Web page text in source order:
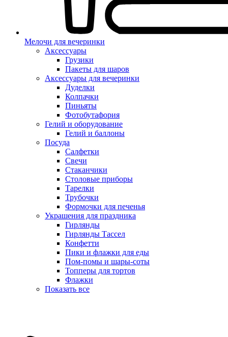
Мелочи для вечеринки
Аксессуары
Грузики
Пакеты для шаров
Аксессуары для вечеринки
Дуделки
Колпачки
Пиньяты
Фотобутафория
Гелий и оборудование
Гелий и баллоны
Посуда
Салфетки
Свечи
Стаканчики
Столовые приборы
Тарелки
Трубочки
Формочки для печенья
Украшения для праздника
Гирлянды
Гирлянды Тассел
Конфетти
Пики и флажки для еды
Пом-помы и шары-соты
Топперы для тортов
Флажки
Показать все